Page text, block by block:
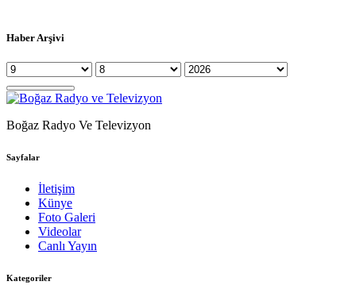
Haber Arşivi
Boğaz Radyo Ve Televizyon
Sayfalar
İletişim
Künye
Foto Galeri
Videolar
Canlı Yayın
Kategoriler